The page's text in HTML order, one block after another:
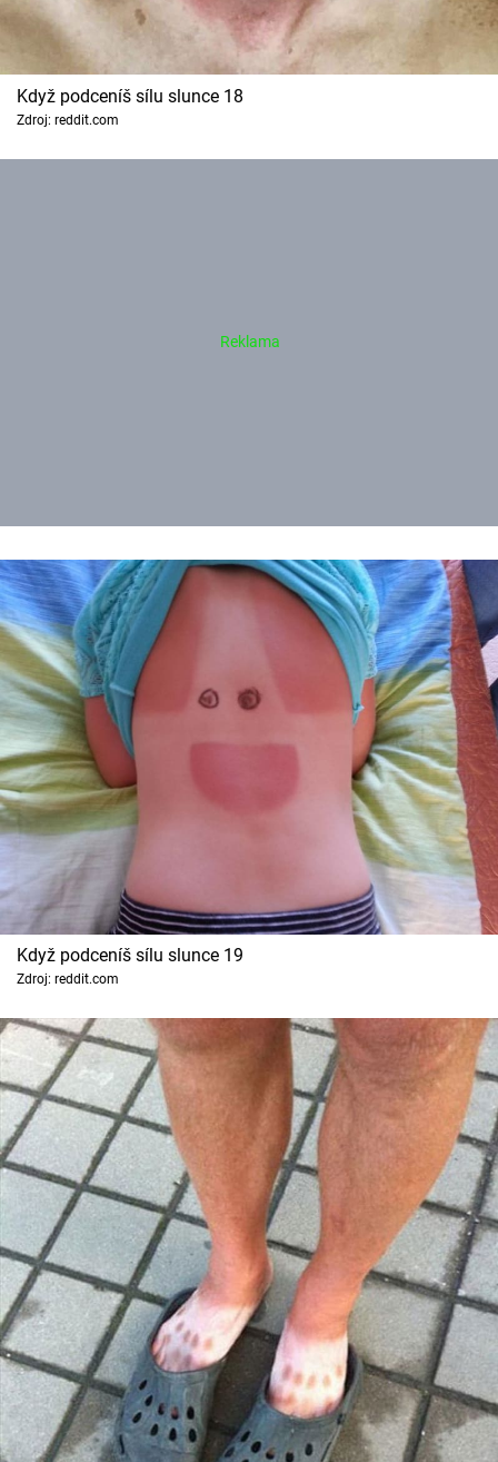
Když podceníš sílu slunce 18
Zdroj: reddit.com
Když podceníš sílu slunce 19
Zdroj: reddit.com